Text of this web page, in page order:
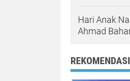
Hari Anak
Ahmad